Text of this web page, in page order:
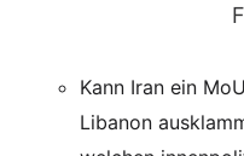
Kann Iran ein
Libanon